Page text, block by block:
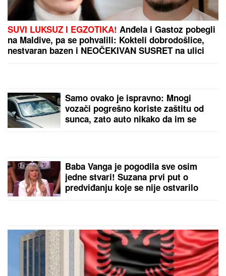
OVO JE TRAGIČNA PRIČA KOJA SE KRIJE IZA
MINA NAUMOVIĆ PROGOVORILA O
PREVARI!Žena Ognjena Amidžića
dobila škakljivo pitanje, pa iskreno
priznala: "To je lakše"